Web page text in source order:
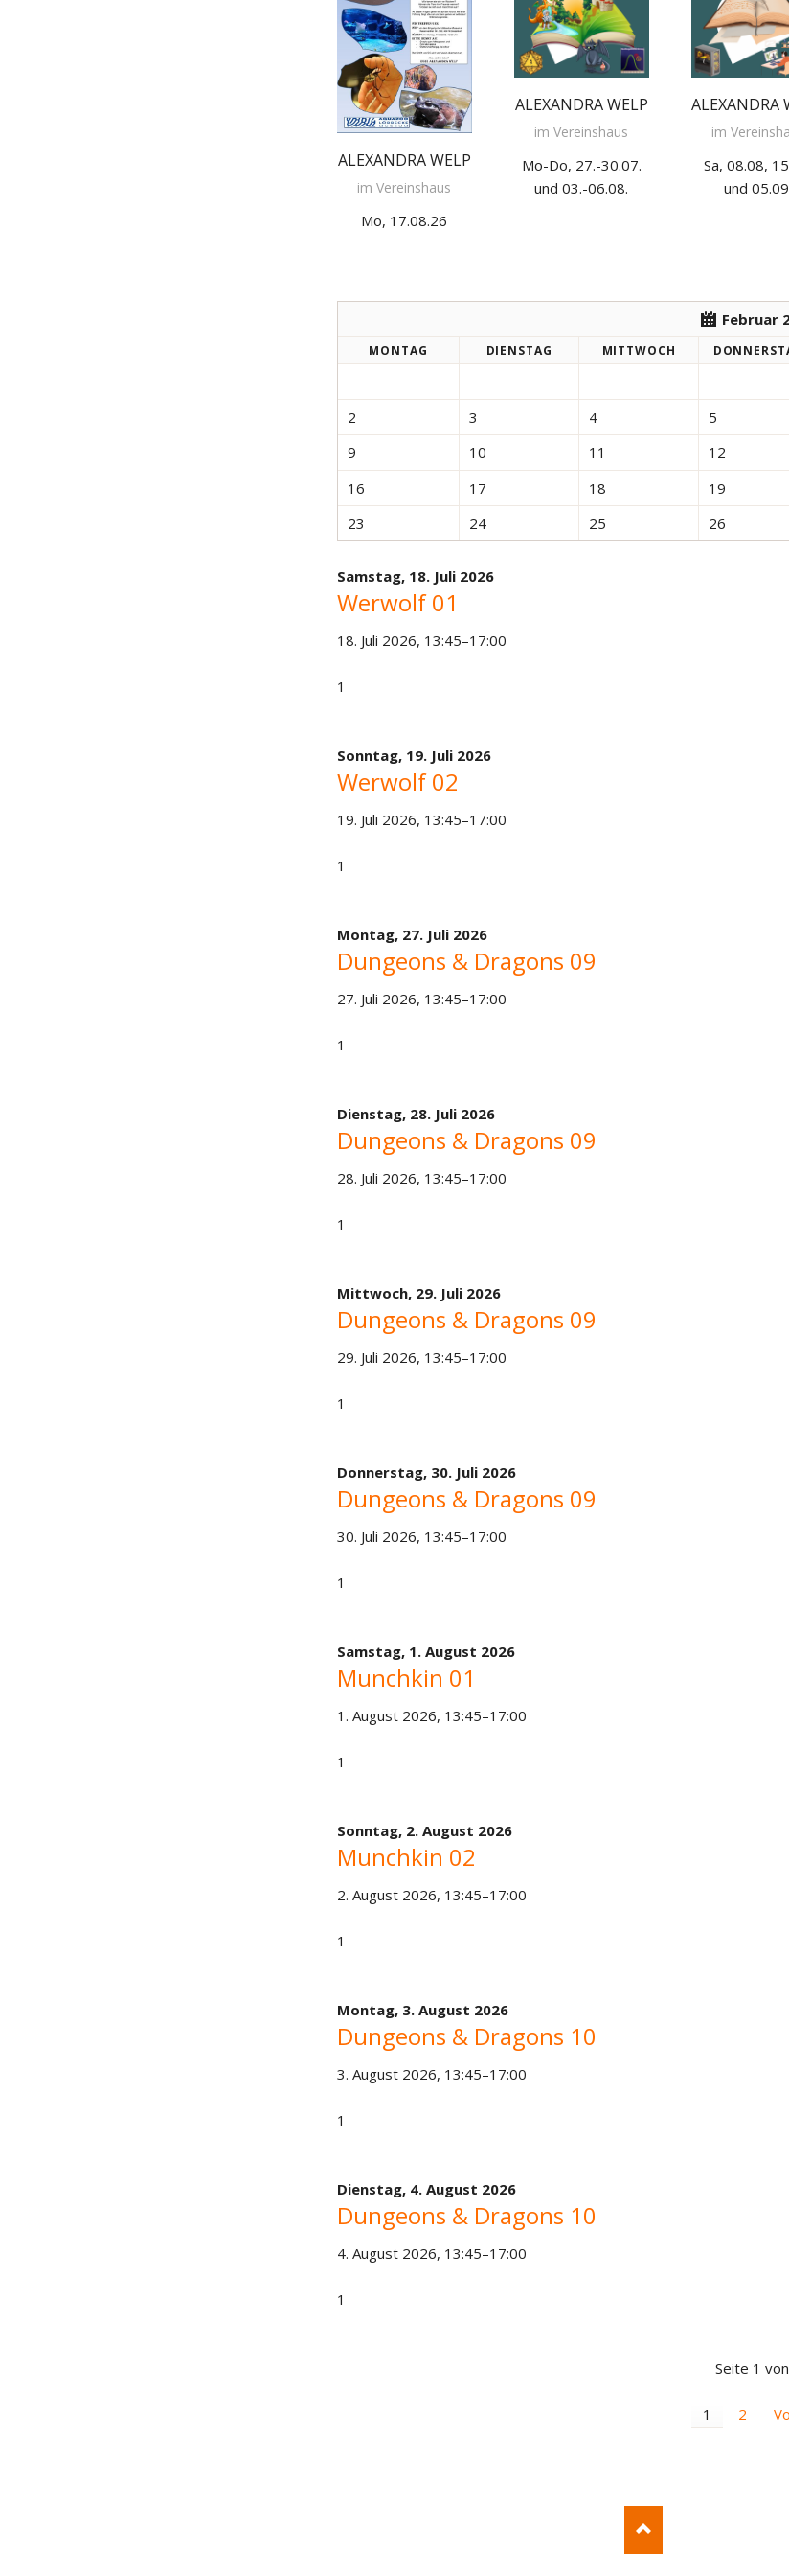
ALEXANDRA WELP
im Vereinshaus
Mo, 17.08.26
ALEXANDRA WELP
im Vereinshaus
Mo-Do, 27.-30.07.
und 03.-06.08.
ALEXANDRA
im
Sa, 08.08,
und
Februar
MONTAG DIENSTAG MITTWOCH DO
2
3 4 5
9
10 11 12
16
17 18 19
23
24 25 26
Samstag, 18. Juli 2026
Werwolf 01
18. Juli 2026, 13:45–17:00
1
Sonntag, 19. Juli 2026
Werwolf 02
19. Juli 2026, 13:45–17:00
1
Montag, 27. Juli 2026
Dungeons & Dragons 09
27. Juli 2026, 13:45–17:00
1
Dienstag, 28. Juli 2026
Dungeons & Dragons 09
28. Juli 2026, 13:45–17:00
1
Mittwoch, 29. Juli 2026
Dungeons & Dragons 09
29. Juli 2026, 13:45–17:00
1
Donnerstag, 30. Juli 2026
Dungeons & Dragons 09
30. Juli 2026, 13:45–17:00
1
Samstag, 1. August 2026
Munchkin 01
1. August 2026, 13:45–17:00
1
Sonntag, 2. August 2026
Munchkin 02
2. August 2026, 13:45–17:00
1
Montag, 3. August 2026
Dungeons & Dragons 10
3. August 2026, 13:45–17:00
1
Dienstag, 4. August 2026
Dungeons & Dragons 10
4. August 2026, 13:45–17:00
1
Seite 1
1 2